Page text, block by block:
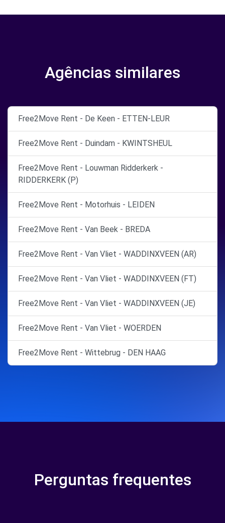
Agências similares
Free2Move Rent - De Keen - ETTEN-LEUR
Free2Move Rent - Duindam - KWINTSHEUL
Free2Move Rent - Louwman Ridderkerk -
RIDDERKERK (P)
Free2Move Rent - Motorhuis - LEIDEN
Free2Move Rent - Van Beek - BREDA
Free2Move Rent - Van Vliet - WADDINXVEEN (AR)
Free2Move Rent - Van Vliet - WADDINXVEEN (FT)
Free2Move Rent - Van Vliet - WADDINXVEEN (JE)
Free2Move Rent - Van Vliet - WOERDEN
Free2Move Rent - Wittebrug - DEN HAAG
Perguntas frequentes